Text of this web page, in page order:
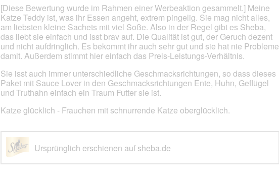
5
Sternen.
[Diese Bewertung wurde im Rahmen einer Werbeaktion gesammelt.] Meine
Katze Teddy ist, was ihr Essen angeht, extrem pingelig. Sie mag nicht alles,
am liebsten kleine Sachets mit viel Soße. Also in der Regel gibt es Sheba,
das liebt sie einfach und isst brav auf. Die Qualität ist gut, der Geruch dezent
und nicht aufdringlich. Es bekommt ihr auch sehr gut und sie hat nie Probleme
damit. Außerdem stimmt hier einfach das Preis-Leistungs-Verhältnis.
Sie isst auch immer unterschiedliche Geschmacksrichtungen, so dass dieses
Paket mit Sauce Lover in den Geschmacksrichtungen Ente, Huhn, Geflügel
und Truthahn einfach ein Traum Futter sie ist.
Katze glücklich - Frauchen mit schnurrende Katze oberglücklich.
Ursprünglich erschienen auf sheba.de